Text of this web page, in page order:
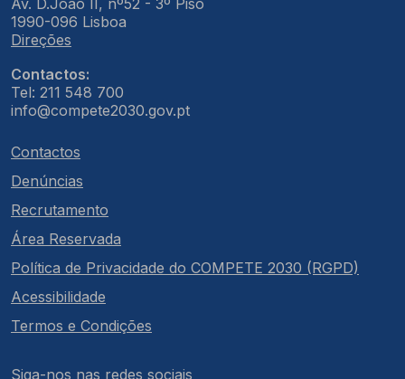
Av. D.João II, nº52 - 3º Piso
1990-096 Lisboa
Direções
Contactos:
Tel: 211 548 700
info@compete2030.gov.pt
Contactos
Denúncias
Recrutamento
Área Reservada
Política de Privacidade do COMPETE 2030 (RGPD)
Acessibilidade
Termos e Condições
Siga-nos nas redes sociais